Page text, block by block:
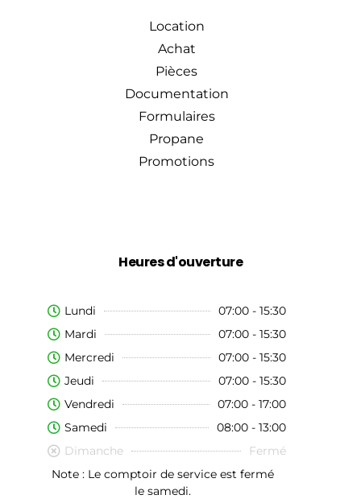
Location
Achat
Pièces
Documentation
Formulaires
Propane
Promotions
Heures d'ouverture
Lundi
07:00 - 15:30
Mardi
07:00 - 15:30
Mercredi
07:00 - 15:30
Jeudi
07:00 - 15:30
Vendredi
07:00 - 17:00
Samedi
08:00 - 13:00
Dimanche
Fermé
Note : Le comptoir de service est fermé
le samedi.